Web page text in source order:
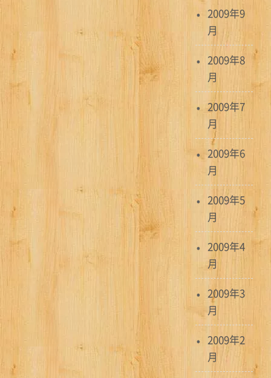
2009年9
月
2009年8
月
2009年7
月
2009年6
月
2009年5
月
2009年4
月
2009年3
月
2009年2
月